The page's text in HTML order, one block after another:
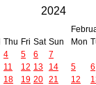
2024
Thu Fri Sat Sun
4 5 6
7
11 12 13
14
18 19 20 21
Mon
5
6
12